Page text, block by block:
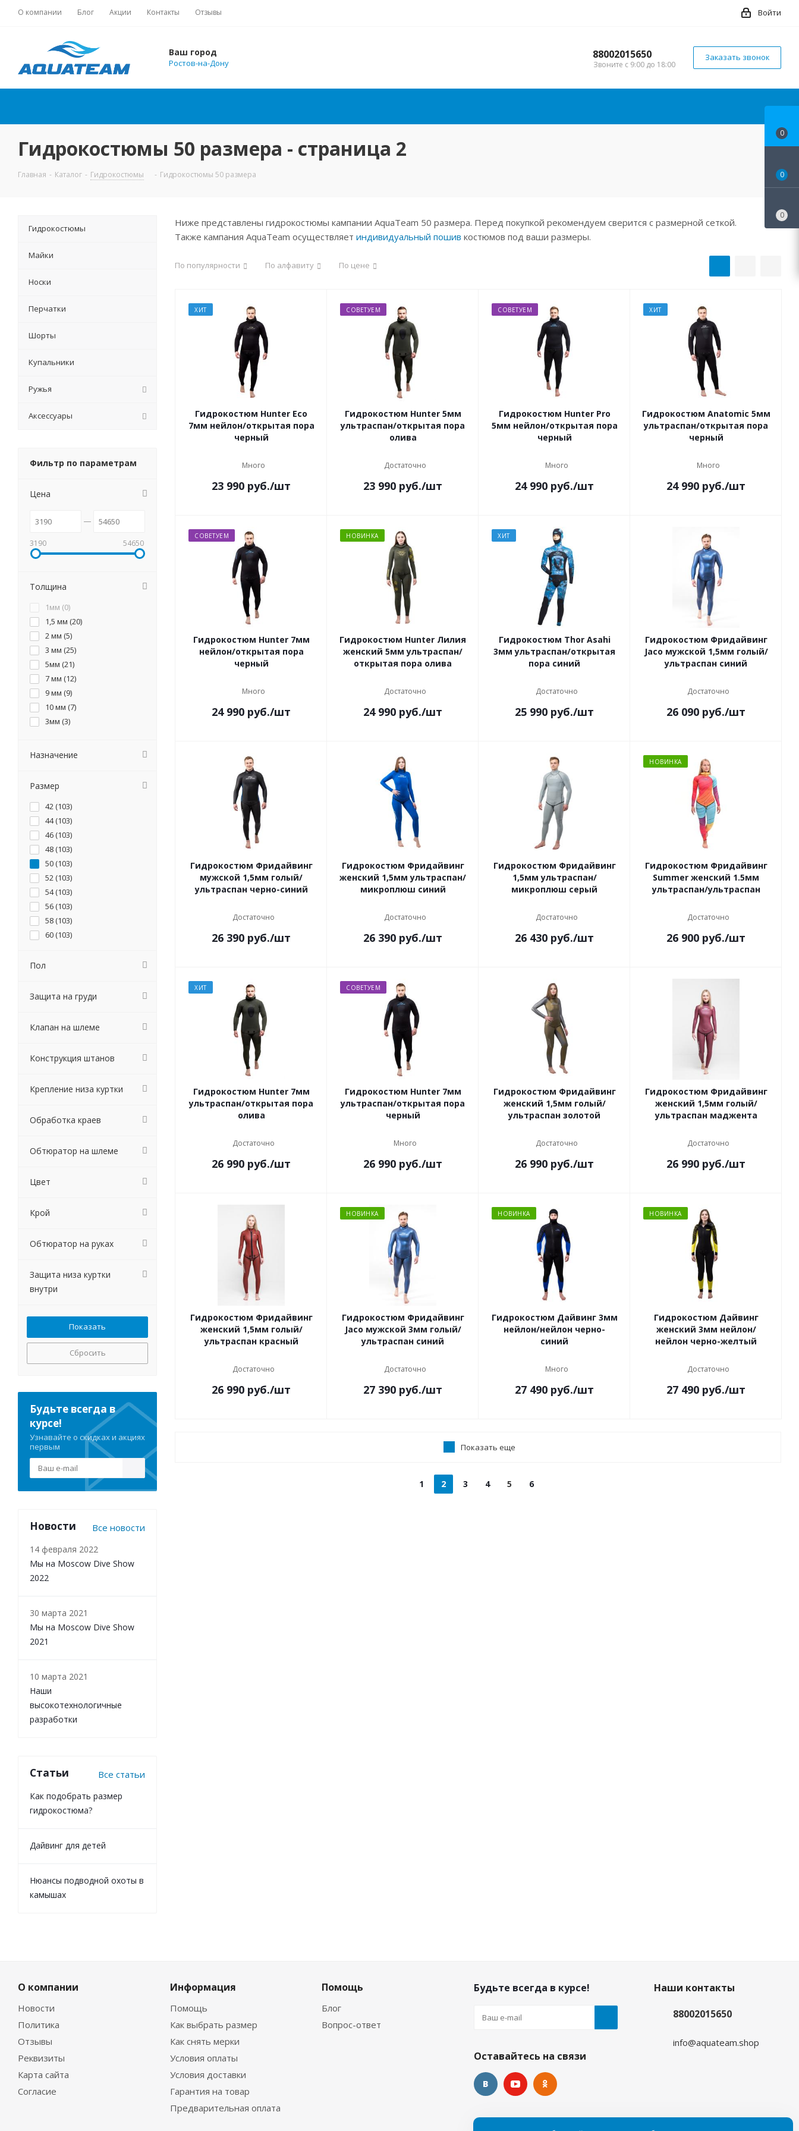
О компании Блог Акции Контакты Отзывы Войти
Ваш город
Ростов-на-Дону
88002015650
Звоните с 9:00 до 18:00
Заказать звонок
Гидрокостюмы 50 размера - страница 2
Главная - Каталог - Гидрокостюмы - Гидрокостюмы 50 размера
Ниже представлены гидрокостюмы кампании AquaTeam 50 размера. Перед покупкой рекомендуем сверится с размерной сеткой.
Также кампания AquaTeam осуществляет индивидуальный пошив костюмов под ваши размеры.
По популярности По алфавиту По цене
ХИТ
Гидрокостюм Hunter Eco
7мм нейлон/открытая пора
черный
Много
23 990 руб./шт
СОВЕТУЕМ
Гидрокостюм Hunter 5мм
ультраспан/открытая пора
олива
Достаточно
23 990 руб./шт
СОВЕТУЕМ
Гидрокостюм Hunter Pro
5мм нейлон/открытая пора
черный
Много
24 990 руб./шт
ХИТ
Гидрокостюм Anatomic 5мм
ультраспан/открытая пора
черный
Много
24 990 руб./шт
СОВЕТУЕМ
Гидрокостюм Hunter 7мм
нейлон/открытая пора
черный
Много
24 990 руб./шт
НОВИНКА
Гидрокостюм Hunter Лилия
женский 5мм ультраспан/
открытая пора олива
Достаточно
24 990 руб./шт
ХИТ
Гидрокостюм Thor Asahi
3мм ультраспан/открытая
пора синий
Достаточно
25 990 руб./шт
Гидрокостюм Фридайвинг
Jaco мужской 1,5мм голый/
ультраспан синий
Достаточно
26 090 руб./шт
Гидрокостюм Фридайвинг
мужской 1,5мм голый/
ультраспан черно-синий
Достаточно
26 390 руб./шт
Гидрокостюм Фридайвинг
женский 1,5мм ультраспан/
микроплюш синий
Достаточно
26 390 руб./шт
Гидрокостюм Фридайвинг
1,5мм ультраспан/
микроплюш серый
Достаточно
26 430 руб./шт
НОВИНКА
Гидрокостюм Фридайвинг
Summer женский 1.5мм
ультраспан/ультраспан
Достаточно
26 900 руб./шт
ХИТ
Гидрокостюм Hunter 7мм
ультраспан/открытая пора
олива
Достаточно
26 990 руб./шт
СОВЕТУЕМ
Гидрокостюм Hunter 7мм
ультраспан/открытая пора
черный
Много
26 990 руб./шт
Гидрокостюм Фридайвинг
женский 1,5мм голый/
ультраспан золотой
Достаточно
26 990 руб./шт
Гидрокостюм Фридайвинг
женский 1,5мм голый/
ультраспан маджента
Достаточно
26 990 руб./шт
Гидрокостюм Фридайвинг
женский 1,5мм голый/
ультраспан красный
Достаточно
26 990 руб./шт
НОВИНКА
Гидрокостюм Фридайвинг
Jaco мужской 3мм голый/
ультраспан синий
Достаточно
27 390 руб./шт
НОВИНКА
Гидрокостюм Дайвинг 3мм
нейлон/нейлон черно-
синий
Много
27 490 руб./шт
НОВИНКА
Гидрокостюм Дайвинг
женский 3мм нейлон/
нейлон черно-желтый
Достаточно
27 490 руб./шт
Показать еще
1 2 3 4 5 6
Гидрокостюмы
Майки
Носки
Перчатки
Шорты
Купальники
Ружья
Аксессуары
Фильтр по параметрам
Цена
3190 54650
Толщина
1мм (0)
1,5 мм (20)
2 мм (5)
3 мм (25)
5мм (21)
7 мм (12)
9 мм (9)
10 мм (7)
3мм (3)
Назначение
Размер
42 (103)
44 (103)
46 (103)
48 (103)
50 (103)
52 (103)
54 (103)
56 (103)
58 (103)
60 (103)
8-9 лет (2)
Пол
Защита на груди
Клапан на шлеме
Конструкция штанов
Крепление низа куртки
Обработка краев
Обтюратор на шлеме
Цвет
Крой
Обтюратор на руках
Защита низа куртки
внутри
Сбросить
Будьте всегда в
курсе!
Узнавайте о скидках и акциях
первым
Новости Все новости
14 февраля 2022
Мы на Moscow Dive Show
2022
30 марта 2021
Мы на Moscow Dive Show
2021
10 марта 2021
Наши
высокотехнологичные
разработки
Статьи Все статьи
Как подобрать размер
гидрокостюма?
Дайвинг для детей
Нюансы подводной охоты в
камышах
О компании
Новости
Политика
Отзывы
Реквизиты
Карта сайта
Согласие
Информация
Помощь
Как выбрать размер
Как снять мерки
Условия оплаты
Условия доставки
Гарантия на товар
Предварительная оплата
Помощь
Блог
Вопрос-ответ
Будьте всегда в курсе!
Оставайтесь на связи
Наши контакты
88002015650
info@aquateam.shop
0
0
0